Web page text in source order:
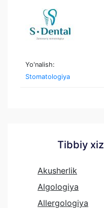
Yo'nalish:
Stomatologiya
Tibbiy
Akusherlik
Algologiya
Allergologiya